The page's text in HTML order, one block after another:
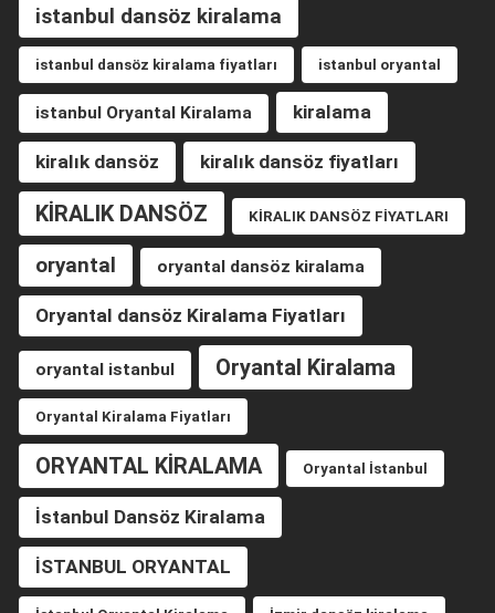
istanbul dansöz kiralama
istanbul dansöz kiralama fiyatları istanbul oryantal
istanbul Oryantal Kiralama kiralama
kiralık dansöz kiralık dansöz fiyatları
KİRALIK DANSÖZ KİRALIK DANSÖZ FİYATLARI
oryantal oryantal dansöz kiralama
Oryantal dansöz Kiralama Fiyatları
oryantal istanbul Oryantal Kiralama
Oryantal Kiralama Fiyatları
ORYANTAL KİRALAMA Oryantal İstanbul
İstanbul Dansöz Kiralama
İSTANBUL ORYANTAL